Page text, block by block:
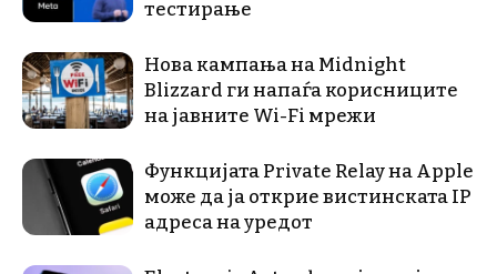
тестирање
Нова кампања на Midnight
Blizzard ги напаѓа корисниците
на јавните Wi-Fi мрежи
Функцијата Private Relay на Apple
може да ја открие вистинската IP
адреса на уредот